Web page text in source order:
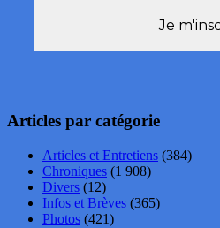
Articles par catégorie
Articles et Entretiens (384)
Chroniques (1 908)
Divers (12)
Infos et Brèves (365)
Photos (421)